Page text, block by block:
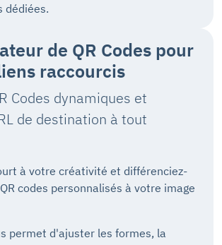
dédiées.
de QR Codes pour
raccourcis
Codes dynamiques et
de destination à tout
à votre créativité et différenciez-
codes personnalisés à votre image
permet d'ajuster les formes, la